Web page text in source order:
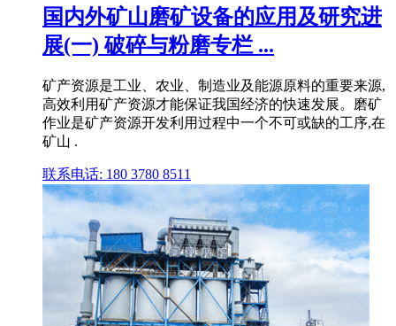
国内外矿山磨矿设备的应用及研究进
展(一) 破碎与粉磨专栏 ...
矿产资源是工业、农业、制造业及能源原料的重要来源,
高效利用矿产资源才能保证我国经济的快速发展。磨矿
作业是矿产资源开发利用过程中一个不可或缺的工序,在
矿山 .
联系电话: 180 3780 8511